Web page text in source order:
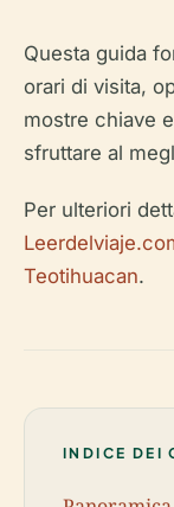
Questa guida
orari di visita,
mostre chiave
sfruttare al
Per ulteriori
Teotihuacan.
INDICE DEI